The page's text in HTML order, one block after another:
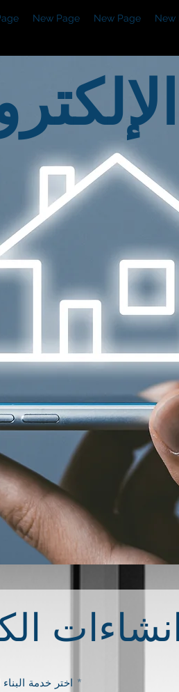
New Page New Page New
اختر خدمة البناء